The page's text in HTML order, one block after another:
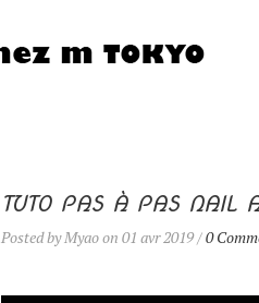
TUTO PAS À PAS NAIL
Posted by Myao on 01 avr 2019 /0